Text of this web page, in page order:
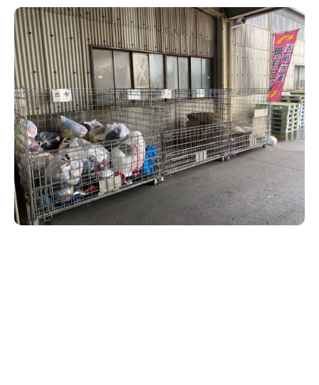
新潟市中央区 新潟市東区 新潟市西区
新潟市北区
新潟市南区
新潟市江南区 新潟市秋葉区
新潟市西蒲区
村上・関川
新発田・聖籠
胎内・粟島
三条・加茂・田上
五泉・阿賀野・阿賀
燕・弥彦
長岡・見附
小千谷・十日町・津南
魚沼・南魚沼・湯沢
柏崎・刈羽・出雲崎
上越・妙高・糸魚川
ご当地グルメ 食べ歩き テイクアウト
季節・期間限定
カフェ
居酒屋・バー 焼肉
パスタ
パン・ベーカリー
タレカツ・豚カツ
デカ盛り・大盛り
旨辛・激辛
定食・町定食 海鮮・鮨
そば・うどん
日本酒・新潟清酒
ワイン・クラフトビール
ケーキ・パフェ
ビアガーデン・暑気払い
忘新年会・歓送迎会
酒月
セミナー・講演会 子ども向け 花火大会
入場無料
住宅展示場
完成見学会 学生スポーツ アルビレックス
観光スポット
温泉・入浴 ホテル 旅館
水族館
リラクゼーション・整体
スキー場
リユース・買取
病院・クリニック
イオンモール
ラブラ万代・ラブラ2
ビルボードプレイスBP
新潟伊勢丹
ピア万代
リバーサイド千秋
パティオPATIO
ラーメンまとめ
飲食店まとめ
インテリア・雑貨
外食・テイクアウト
新車・中古車・カー用品
旅行・レジャー
家電・携帯電話
冠婚葬祭
習い事・塾 通販・EC イベント
求人
官公庁・自治体
新潟市 チラシ
長岡・見附 チラシ
上越・妙高・糸魚川 チラシ
注目 チラシ
週末セール
火曜セール
オープン・リニューアルセール
周年祭・感謝祭セール
年末・初売りセール